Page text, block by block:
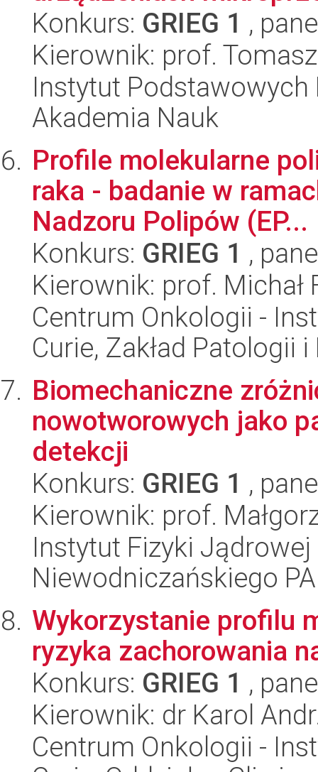
Konkurs: GRIEG 1 ,
Kierownik: prof.
Instytut
Akademia Nauk
Profile molekularne
raka - badanie w
Nadzoru Polipów (EP...
Konkurs: GRIEG 1 ,
Kierownik: prof. Michał
Centrum Onkologii -
Curie, Zakład Patologii
Biomechaniczne
nowotworowych jako
detekcji
Konkurs: GRIEG 1 ,
Kierownik: prof.
Instytut Fizyki
Niewodniczańskiego
Wykorzystanie profilu
ryzyka zachorowania
Konkurs: GRIEG 1 ,
Kierownik: dr Karol
Centrum Onkologii -